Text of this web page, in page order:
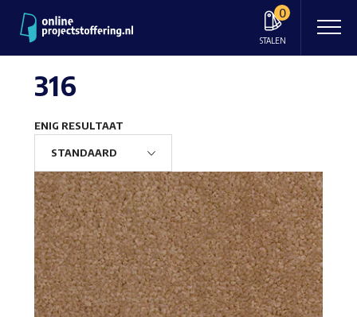
0
STALEN
316
ENIG RESULTAAT